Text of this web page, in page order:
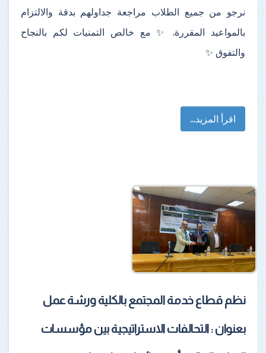
نرجو من جميع الطلاب مراجعة جداولهم بدقة والالتزام
بالمواعيد المقررة. ✨ مع خالص التمنيات لكم بالنجاح
والتفوق ✨
اقرأ المزيد...
نظم قطاع خدمة المجتمع بالكلية ورشة عمل
بعنوان : التحالفات الاستراتيجية بين مؤسسات